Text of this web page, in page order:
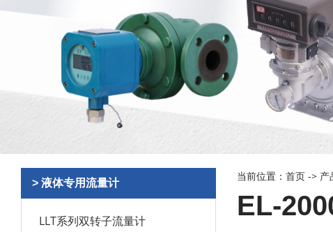
> 液体专用流量计
LLT系列双转子流量计
当前位置： 首页 -> 产
EL-